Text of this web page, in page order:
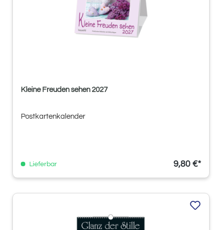
Kleine Freuden sehen 2027
Postkartenkalender
Lieferbar 9,80 €*